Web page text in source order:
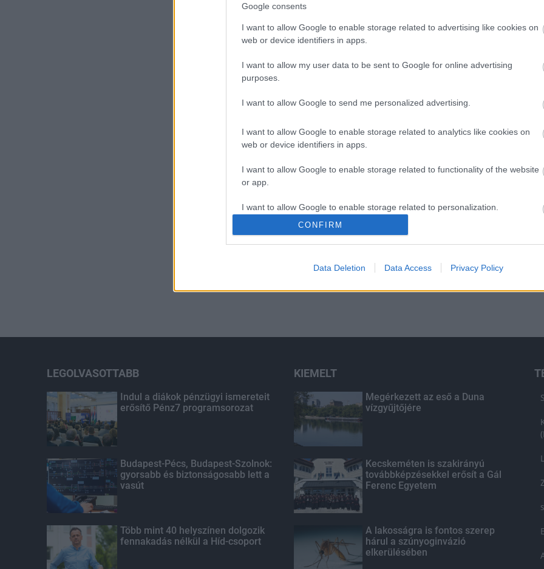
Google consents
I want to allow Google to enable storage related to advertising like cookies on
web or device identifiers in apps.
I want to allow my user data to be sent to Google for online advertising
purposes.
I want to allow Google to send me personalized advertising.
I want to allow Google to enable storage related to analytics like cookies on
web or device identifiers in apps.
I want to allow Google to enable storage related to functionality of the website
or app.
I want to allow Google to enable storage related to personalization.
I want to allow Google to enable storage related to security, including
CONFIRM
Data Deletion Data Access Privacy Policy
LEGOLVASOTTABB
Indul a diákok pénzügyi ismereteit
erősítő Pénz7 programsorozat
Budapest-Pécs, Budapest-Szolnok:
gyorsabb és biztonságosabb lett a
vasút
Több mint 40 helyszínen dolgozik
fennakadás nélkül a Híd-csoport
KIEMELT
Megérkezett az eső a Duna
vízgyűjtőjére
Kecskeméten is szakirányú
továbbképzésekkel erősít a Gál
Ferenc Egyetem
A lakosságra is fontos szerep
hárul a szúnyoginvázió
elkerülésében